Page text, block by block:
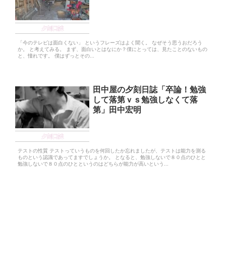
夕刻日誌
「今のテレビは面白くない」 というフレーズはよく聞く。 なぜそう思うおだろう
か。 と考えてみる。 まず、面白いとはなにか？僕にとっては、見たことのないもの
と、憧れです。 僕はずっとその...
夕刻日誌
田中屋の夕刻日誌「卒論！勉強
して落第ｖｓ勉強しなくて落
第」田中宏明
テストの性質 テストっていうものを何回したか忘れましたが、テストは能力を測る
ものという認識であってますでしょうか。 となると、勉強しないで８０点のひとと
勉強しないで８０点のひとというのはどちらが能力が高いという...